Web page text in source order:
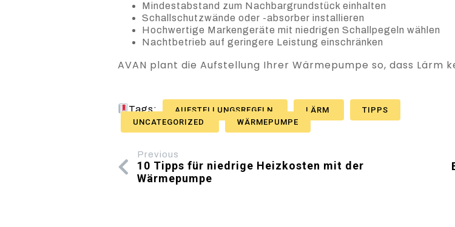
Mindestabstand zum Nachbargrundstück einhalten
Schallschutzwände oder -absorber installieren
Hochwertige Markengeräte mit niedrigen Schallpegeln wählen
Nachtbetrieb auf geringere Leistung einschränken
AVAN plant die Aufstellung Ihrer Wärmepumpe so, dass Lärm
Tags: AUFSTELLUNGSREGELN LÄRM
TIPPS
UNCATEGORIZED
WÄRMEPUMPE
Previous
10 Tipps für niedrige Heizkosten mit der
Wärmepumpe